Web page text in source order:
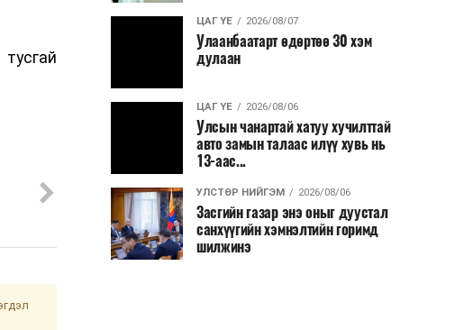
ЦАГ ҮЕ 2026/08/07
Улаанбаатарт өдөртөө 30 хэм
дулаан
ЦАГ ҮЕ 2026/08/06
Улсын чанартай хатуу хучилттай
авто замын талаас илүү хувь нь
13-аас...
УЛСТӨР НИЙГЭМ 2026/08/06
Засгийн газар энэ оныг дуустал
санхүүгийн хэмнэлтийн горимд
шилжинэ